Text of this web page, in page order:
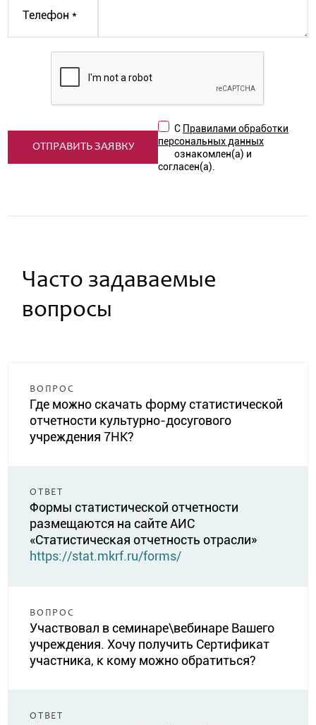
С Правилами обработки
персональных данных
ознакомлен(а) и
согласен(а).
Часто задаваемые
вопросы
ВОПРОС
Где можно скачать форму статистической
отчетности культурно-досугового
учреждения 7НК?
ОТВЕТ
Формы статистической отчетности
размещаются на сайте АИС
«Статистическая отчетность отрасли»
https://stat.mkrf.ru/forms/
ВОПРОС
Участвовал в семинаре\вебинаре Вашего
учреждения. Хочу получить Сертификат
участника, к кому можно обратиться?
ОТВЕТ